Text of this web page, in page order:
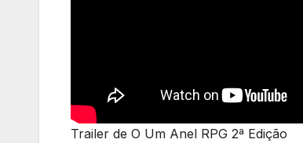
Trailer de O Um Anel RPG 2ª Edição